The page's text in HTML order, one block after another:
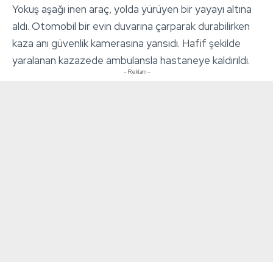
Yokuş aşağı inen araç, yolda yürüyen bir yayayı altına
aldı. Otomobil bir evin duvarına çarparak durabilirken
kaza anı güvenlik kamerasına yansıdı. Hafif şekilde
yaralanan kazazede ambulansla hastaneye kaldırıldı.
- Reklam -